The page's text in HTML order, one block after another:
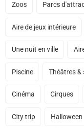
Zoos Parcs
Aire de jeux intérieure
Une nuit en ville
Piscine Théâtres &
Cinéma Cirques
City trip Halloween